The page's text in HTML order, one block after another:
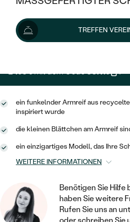
KLASSISCH
MEMOIRE
V-FORM
VINTAGE
VON HAND GRAVIERTE
MIT MEHREREN
HALO
VINTAGE
IM SET
AUSSERGEWÖHNLICH
GESTALTE EINEN RING
WÄHLE EINEN RING
DIAMANTEN ZUM
AUSVERKAUF
WENN SCHMUCK HILFT
NACH TYP
RINGE
ANHÄNGER / KETTEN
ARMBÄNDER
SCHMUCKSET
HERRENSCHMUCK
PLATIN
OHRSTECKER
CREOLEN
MINIMALISTISCHE
OHRHÄNGER
HERZ
GOLD
SILBER
SOLITÄR
ZUR GEBURT EINES
PERSONALISIERT
MIT STERNZEICHEN
MINIMALISTISCH
AUSVERKAUF
GOLD
SILBER
MINIMALISTISCHE
TREFFEN
2 339 €
Wir liefern den Schmuck innerhalb
Lieferoptionen
2 105 €mit dem CodeSUN10 .
ein funkelnder Armreif aus
inspiriert wurde
die kleinen Blättchen am Armreif
ein einzigartiges Modell, das Ihre
WEITERE INFORMATIONEN
Benötigen Sie Hilfe
haben Sie weitere
Rufen Sie uns an